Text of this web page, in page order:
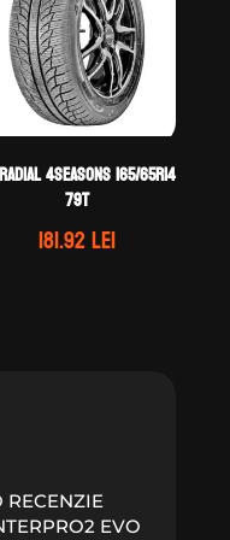
4SEASONS 165/65R14
79T
181.92lei
RECENZIE
EVO